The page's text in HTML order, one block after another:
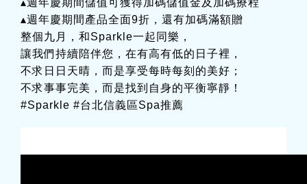
▴週年慶期間儲值可獲得加碼儲值金及加碼療程
▴週年慶期間產品全面9折，還有加碼滿額贈
整個九月，和Sparkle一起同樂，
讓我們持續陪伴您，在有高有低的日子裡，
不求日日天晴，而是享受每時每刻的美好；
不求事事完美，而是找到自身的平衡寧靜！
#Sparkle #台北信義區Spa推薦